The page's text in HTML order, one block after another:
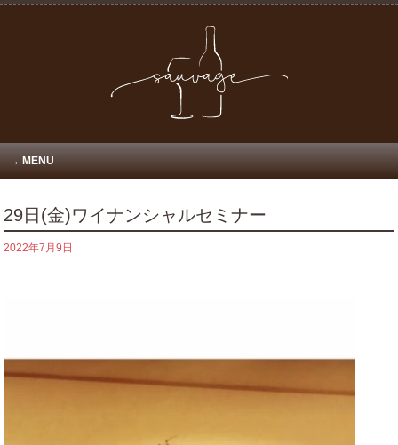
MENU
29日(金)ワイナンシャルセミナー
2022年7月9日